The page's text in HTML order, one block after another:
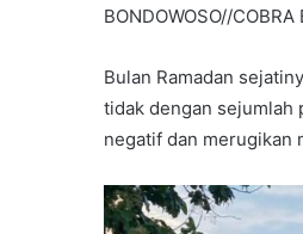
BONDOWOSO//COBRA
Bulan Ramadan
tidak dengan sejumlah
negatif dan merugikan